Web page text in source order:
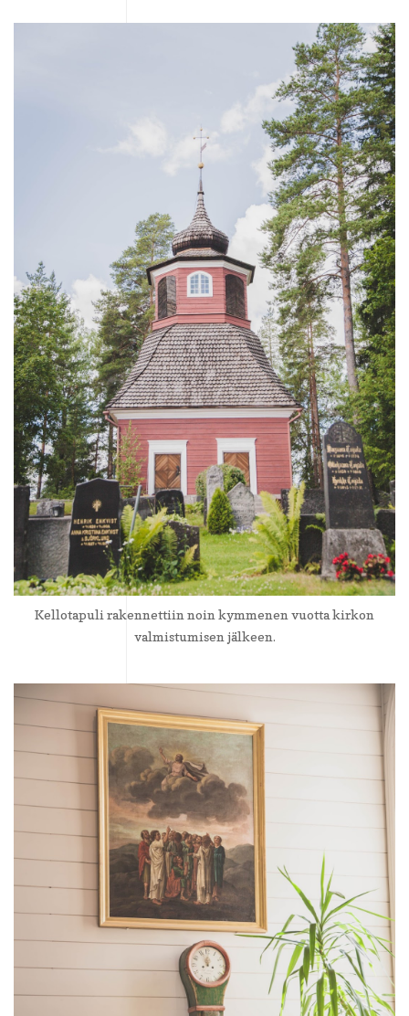
Kellotapuli rakennettiin noin kymmenen vuotta kirkon
valmistumisen jälkeen.